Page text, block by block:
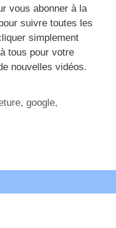
vous abonner à la
suivre toutes les
simplement
tous pour votre
nouvelles vidéos.
,google,